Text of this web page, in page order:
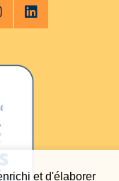
et d'élaborer